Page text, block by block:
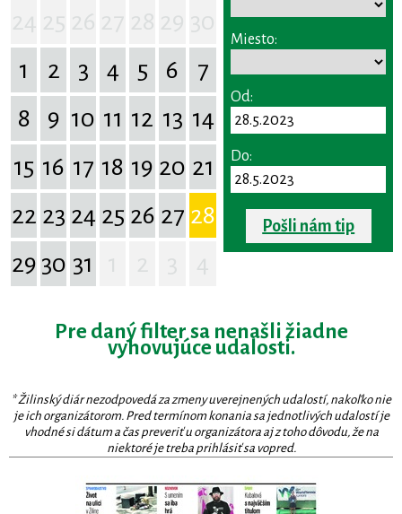
1
2 3 4 5 6
7
8
9 10 11 12 13 14
15 16 17 18 19 20 21
22 23 24 25 26 27 28
29 30 31
Miesto:
Od:
Do:
Pošli nám tip
Pre daný filter sa nenašli žiadne
vyhovujúce udalosti.
* Žilinský diár nezodpovedá za zmeny uverejnených udalostí, nakoľko nie
je ich organizátorom. Pred termínom konania sa jednotlivých udalostí je
vhodné si dátum a čas preveriť u organizátora aj z toho dôvodu, že na
niektoré je treba prihlásiť sa vopred.